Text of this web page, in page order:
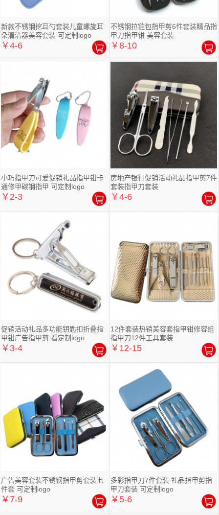
新款不锈钢挖耳勺套装儿童螺旋耳
朵清洁器美容套装 可定制logo
￥4-6
不锈钢拉链包指甲剪6件套装精品指
甲刀指甲钳 美容套装
￥8-10
小巧指甲刀可爱促销礼品指甲钳卡
通修甲碳钢指甲 可定制logo
￥2-3
房地产银行促销活动礼品指甲剪7件
套装指甲刀套装
￥4-6
促销活动礼品多功能钥匙扣折叠指
甲钳广告指甲剪 看定制logo
￥3-4
12件套装热销美容套指甲钳修容组
指甲刀12件工具套装
￥12-15
广告美容套装不锈钢指甲剪套装七
件套 可定制logo
￥7-9
多彩指甲刀7件套装 礼品指甲剪指
甲刀套装 可定制logo
￥5-6